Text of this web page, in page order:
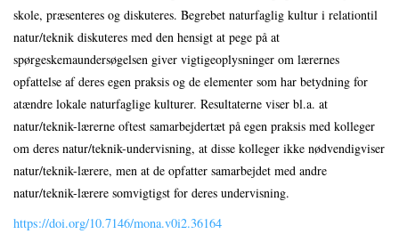
skole, præsenteres og diskuteres. Begrebet naturfaglig kultur i relationtil
natur/teknik diskuteres med den hensigt at pege på at
spørgeskemaundersøgelsen giver vigtigeoplysninger om lærernes
opfattelse af deres egen praksis og de elementer som har betydning for
atændre lokale naturfaglige kulturer. Resultaterne viser bl.a. at
natur/teknik-lærerne oftest samarbejdertæt på egen praksis med kolleger
om deres natur/teknik-undervisning, at disse kolleger ikke nødvendigviser
natur/teknik-lærere, men at de opfatter samarbejdet med andre
natur/teknik-lærere somvigtigst for deres undervisning.
https://doi.org/10.7146/mona.v0i2.36164